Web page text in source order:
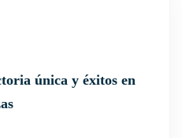
única y éxitos en